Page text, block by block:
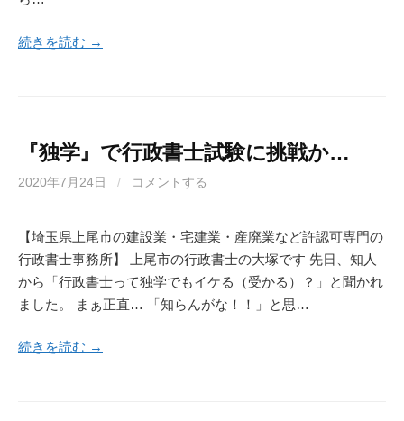
続きを読む →
『独学』で行政書士試験に挑戦か…
2020年7月24日 / コメントする
【埼玉県上尾市の建設業・宅建業・産廃業など許認可専門の
行政書士事務所】 上尾市の行政書士の大塚です 先日、知人
から「行政書士って独学でもイケる（受かる）？」と聞かれ
ました。 まぁ正直… 「知らんがな！！」と思…
続きを読む →